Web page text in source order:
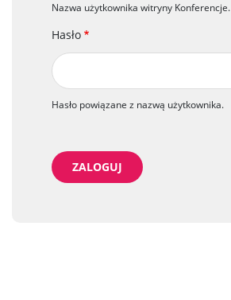
Nazwa użytkownika witryny Konferencje.
Hasło
Hasło powiązane z nazwą użytkownika.